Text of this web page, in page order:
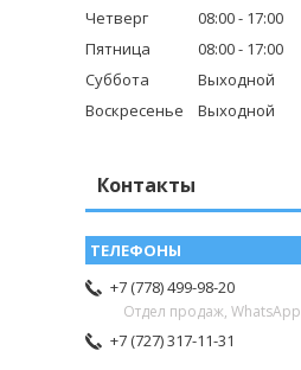
Четверг
08:00 17:00
Пятница
08:00 17:00
Суббота
Выходной
Воскресенье
Выходной
Контакты
+7 (778) 499-98-20
Отдел продаж, WhatsApp
+7 (727) 317-11-31